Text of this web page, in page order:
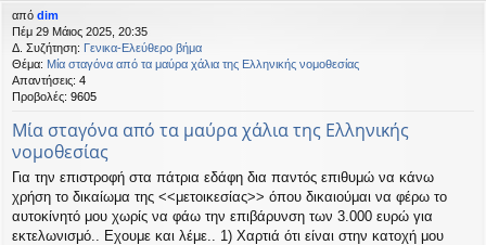
από dim
Πέμ 29 Μάιος 2025, 20:35
Δ. Συζήτηση: Γενικα-Ελεύθερο βήμα
Θέμα: Μία σταγόνα από τα μαύρα χάλια της Ελληνικής νομοθεσίας
Απαντήσεις: 4
Προβολές: 9605
Μία σταγόνα από τα μαύρα χάλια της Ελληνικής
νομοθεσίας
Για την επιστροφή στα πάτρια εδάφη δια παντός επιθυμώ να κάνω
χρήση το δικαίωμα της <<μετοικεσίας>> όπου δικαιούμαι να φέρω το
αυτοκίνητό μου χωρίς να φάω την επιβάρυνση των 3.000 ευρώ για
εκτελωνισμό.. Εχουμε και λέμε.. 1) Χαρτιά ότι είναι στην κατοχή μου